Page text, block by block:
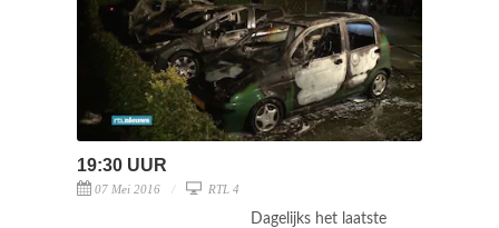
19:30 UUR
07 Mei 2016 RTL 4
Dagelijks het laatste